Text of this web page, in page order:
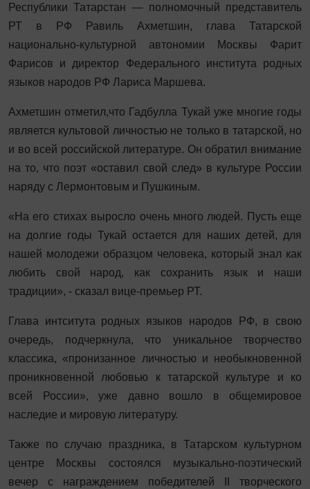
Республики Татарстан — полномочный представитель
РТ в РФ Равиль Ахметшин, глава Татарской
национально-культурной автономии Москвы Фарит
Фарисов и директор Федерального института родных
языков народов РФ Лариса Маршева.
Ахметшин отметил,что Гадбулла Тукай уже многие годы
является культовой личностью не только в татарской, но
и во всей российской литературе. Он обратил внимание
на то, что поэт «оставил свой след» в культуре России
наряду с Лермонтовым и Пушкиным.
«На его стихах выросло очень много людей. Пусть еще
на долгие годы Тукай остается для наших детей, для
нашей молодежи образцом человека, который знал как
любить свой народ, как сохранить язык и наши
традиции», - сказал вице-премьер РТ.
Глава интситута родных языков народов РФ, в свою
очередь, подчеркнула, что уникальное творчество
классика, «пронизанное личностью и необыкновенной
проникновенной любовью к татарской культуре и ко
всей России», уже давно вошло в общемировое
наследие и мировую литературу.
Также по случаю праздника, в Татарском культурном
центре Москвы состоялся музыкально-поэтический
вечер с награждением победителей II творческого